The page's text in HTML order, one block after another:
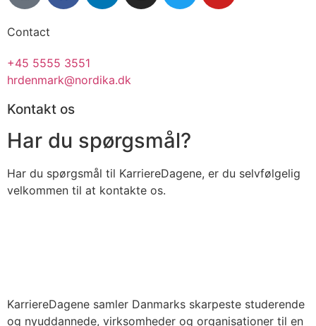
Contact
+45 5555 3551
hrdenmark@nordika.dk
Kontakt os
Har du spørgsmål?
Har du spørgsmål til KarriereDagene, er du selvfølgelig
velkommen til at kontakte os.
KarriereDagene samler Danmarks skarpeste studerende
og nyuddannede, virksomheder og organisationer til en